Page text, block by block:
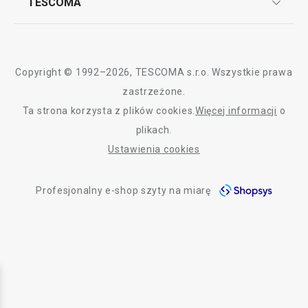
Dostawa i sposoby płatności
Graficzne oznaczenie produktów
Polityka prywatności
Copyright © 1992–2026, TESCOMA s.r.o. Wszystkie prawa
zastrzeżone.
Ta strona korzysta z plików cookies. Więcej informacji o
plikach.
Ustawienia cookies
Profesjonalny e-shop szyty na miarę